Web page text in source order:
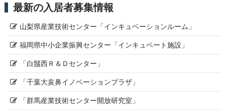
最新の入居者募集情報
山梨県産業技術センター「インキュベーションルーム」
福岡県中小企業振興センター「インキュベート施設」
「白鬚西Ｒ＆Ｄセンター」
「千葉大亥鼻イノベーションプラザ」
「群馬産業技術センター開放研究室」